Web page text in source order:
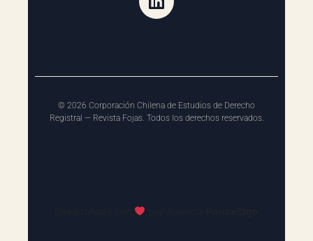
© 2026 Corporación Chilena de Estudios de Derecho
Registral — Revista Fojas. Todos los derechos reservados.